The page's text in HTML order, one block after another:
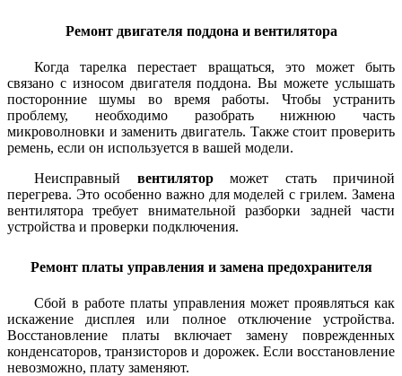
Ремонт двигателя поддона и вентилятора
Когда тарелка перестает вращаться, это может быть
связано с износом двигателя поддона. Вы можете услышать
посторонние шумы во время работы. Чтобы устранить
проблему, необходимо разобрать нижнюю часть
микроволновки и заменить двигатель. Также стоит проверить
ремень, если он используется в вашей модели.
Неисправный вентиляторможет стать причиной
перегрева. Это особенно важно для моделей с грилем. Замена
вентилятора требует внимательной разборки задней части
устройства и проверки подключения.
Ремонт платы управления и замена предохранителя
Сбой в работе платы управления может проявляться как
искажение дисплея или полное отключение устройства.
Восстановление платы включает замену поврежденных
конденсаторов, транзисторов и дорожек. Если восстановление
невозможно, плату заменяют.